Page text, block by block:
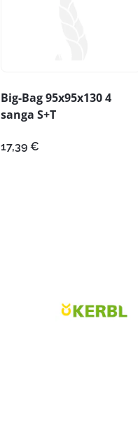
Big-Bag 95x95x130 4
sanga S+T
17,39 €